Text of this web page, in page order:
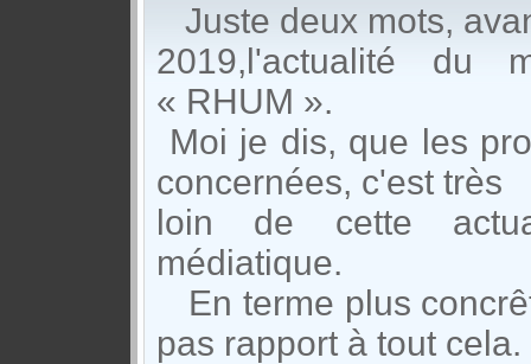
Juste deux mots,
2019,l'actualité du
« RHUM ».
Moi je dis, que les
concernées, c'est très
loin de cette
médiatique.
En terme plus
pas rapport à tout cela.